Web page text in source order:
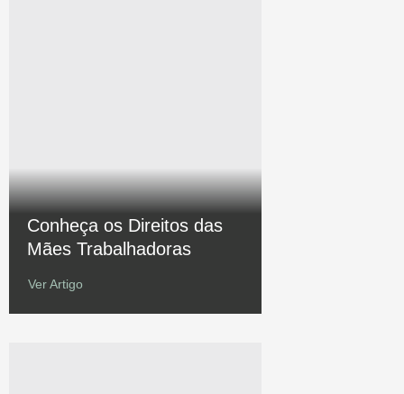
Conheça os Direitos das
Mães Trabalhadoras
Ver Artigo